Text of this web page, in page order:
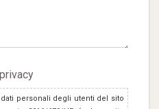
personali degli utenti del sito